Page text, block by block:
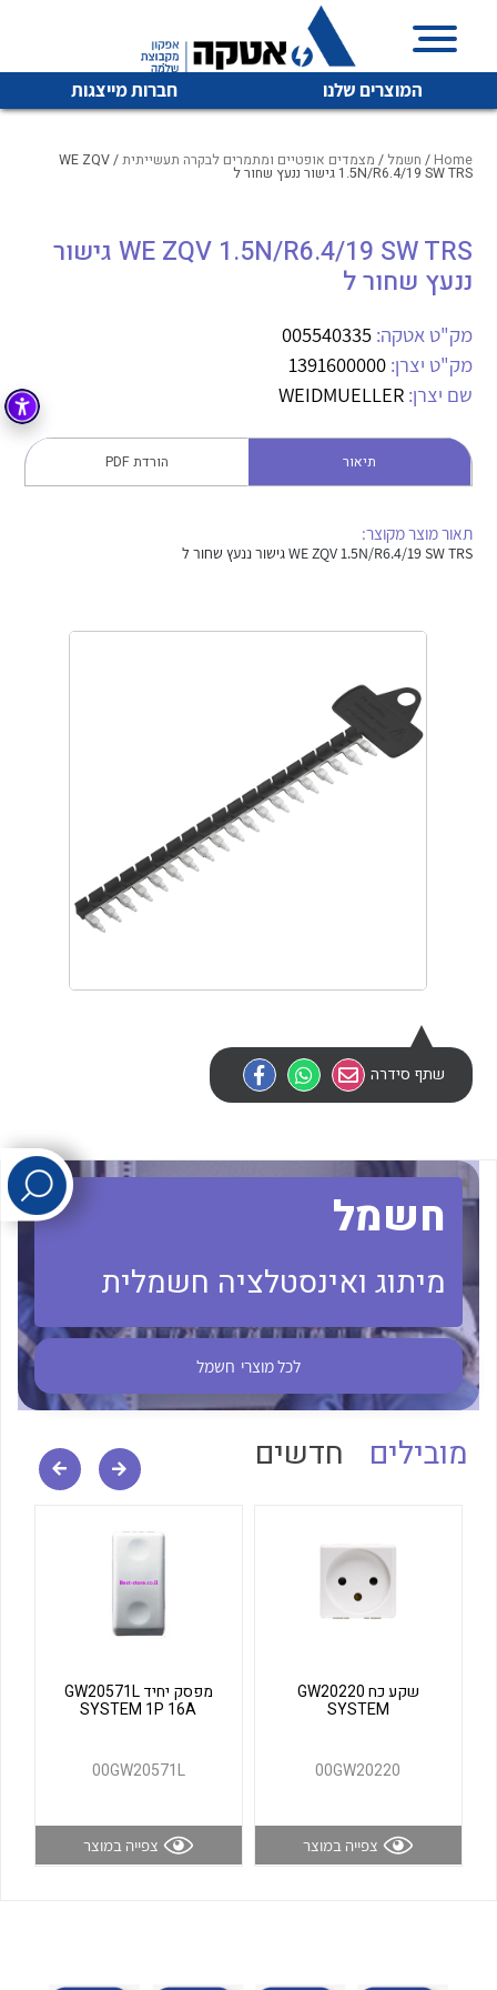
המוצרים שלנו חברות מייצגות
איכות | שרות | זמינות
אטקה בע”מ היא החברה הגדולה והמובילה בישראל בשיווק
מיתוג, בקרה , ואינסטלציה חשמלית ופעילה ב7 תחומים:
חשמל מיתוג ואינסטלציה חשמלית
קופסאות וארונות לחשמל, בקרה ואלקטרוניקה
פתרונות וציוד לסביבה נפיצה EX
לכל מוצרי היצרן לכל מוצרי היצרן
לכל מוצרי היצרן לכל מוצרי היצרן
לכל מוצרי היצרן
לכל מוצרי היצרן
לכל מוצרי היצרן לכל מוצרי היצרן
לכל מוצרי היצרן לכל מוצרי היצרן
Home
/ חשמל / מצמדים אופטיים ומתמרים לבקרה תעשייתית / WE ZQV
1.5N/R6.4/19 SW TRS גישור ננעץ שחור ל
WE ZQV 1.5N/R6.4/19 SW TRS גישור
ננעץ שחור ל
מק"ט אטקה: 005540335
מק"ט יצרן: 1391600000
שם יצרן: WEIDMUELLER
תיאור הורדת PDF
תאור מוצר מקוצר:
WE ZQV 1.5N/R6.4/19 SW TRS גישור ננעץ שחור ל
שתף סידרה
חשמל
מיתוג ואינסטלציה חשמלית
לכל מוצרי חשמל
מובילים חדשים
שקע כח GW20220
SYSTEM
00GW20220
צפייה במוצר
מפסק יחיד GW20571L
SYSTEM 1P 16A
00GW20571L
צפייה במוצר